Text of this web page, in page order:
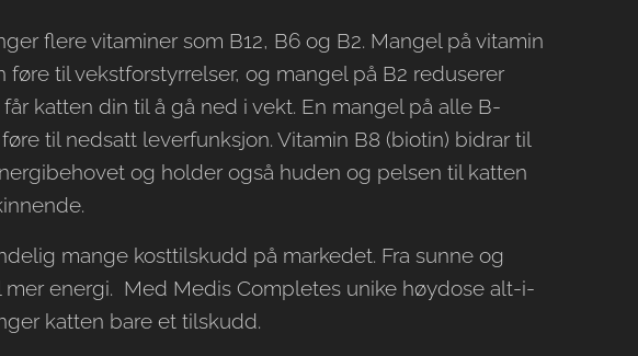
flere vitaminer som B12, B6 og B2. Mangel på vitamin
føre til vekstforstyrrelser, og mangel på B2 reduserer
katten din til å gå ned i vekt. En mangel på alle B-
til nedsatt leverfunksjon. Vitamin B8 (biotin) bidrar til
og holder også huden og pelsen til katten
mange kosttilskudd på markedet. Fra sunne og
mer energi. Med Medis Completes unike høydose alt-i-
katten bare et tilskudd.